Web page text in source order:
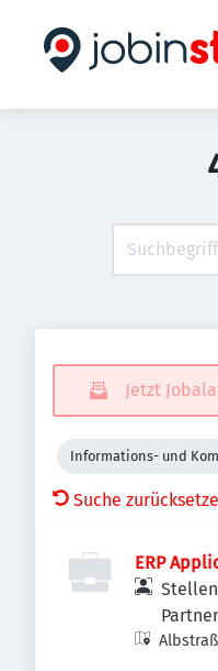
Jetzt
Informations- und
Suche
ERP